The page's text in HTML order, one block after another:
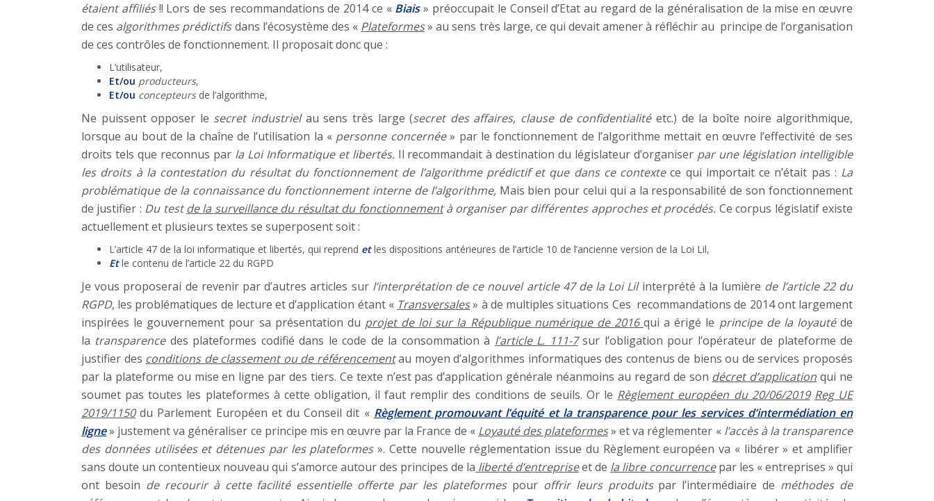
étaient affiliés!! Lors de ses recommandations de 2014 ce « Biais» préoccupait le Conseil d’Etat au regard de la généralisation de la mise en œuvre
de ces algorithmes prédictifsdans l’écosystème des « Plateformes» au sens très large, ce qui devait amener à réfléchir au principe de l’organisation
de ces contrôles de fonctionnement. Il proposait donc que :
L’utilisateur,
Et/ou producteurs,
Et/ou concepteursde l’algorithme,
Ne puissent opposer le secret industrielau sens très large (secret des affaires, clause de confidentialitéetc.) de la boîte noire algorithmique,
lorsque au bout de la chaîne de l’utilisation la « personne concernée» par le fonctionnement de l’algorithme mettait en œuvre l’effectivité de ses
droits tels que reconnus par la Loi Informatique et libertés.Il recommandait à destination du législateur d’organiser par une législation intelligible
les droits à la contestation du résultat du fonctionnement de l’algorithme prédictif et que dans ce contextece qui importait ce n’était pas : La
problématique de la connaissance du fonctionnement interne de l’algorithme,Mais bien pour celui qui a la responsabilité de son fonctionnement
de justifier : Du testde la surveillance du résultat du fonctionnementà organiser par différentes approches et procédés. Ce corpus législatif existe
actuellement et plusieurs textes se superposent soit :
L’article 47 de la loi informatique et libertés, qui reprend etles dispositions antérieures de l’article 10 de l’ancienne version de la Loi Lil,
Etle contenu de l’article 22 du RGPD
Je vous proposerai de revenir par d’autres articles sur l’interprétation de ce nouvel article 47 de la Loi Lilinterprété à la lumière de l’article 22 du
RGPD, les problématiques de lecture et d’application étant « Transversales» à de multiples situations Ces recommandations de 2014 ont largement
inspirées le gouvernement pour sa présentation du projet de loi sur la République numérique de 2016qui a érigé le principe de la loyautéde
la transparencedes plateformes codifié dans le code de la consommation à l’article L. 111-7sur l’obligation pour l’opérateur de plateforme de
justifier des conditions de classement ou de référencementau moyen d’algorithmes informatiques des contenus de biens ou de services proposés
par la plateforme ou mise en ligne par des tiers. Ce texte n’est pas d’application générale néanmoins au regard de son décret d’application qui ne
soumet pas toutes les plateformes à cette obligation, il faut remplir des conditions de seuils. Or le Règlement européen du 20/06/2019 Reg UE
2019/1150du Parlement Européen et du Conseil dit « Règlement promouvant l’équité et la transparence pour les services d’intermédiation en
ligne» justement va généraliser ce principe mis en œuvre par la France de « Loyauté des plateformes» et va réglementer « l’accès à la transparence
des données utilisées et détenues par les plateformes». Cette nouvelle réglementation issue du Règlement européen va « libérer » et amplifier
sans doute un contentieux nouveau qui s’amorce autour des principes de la liberté d’entrepriseet de la libre concurrencepar les « entreprises » qui
ont besoin de recourir à cette facilité essentielle offerte par les plateformes pour offrir leurs produitspar l’intermédiaire de méthodes de